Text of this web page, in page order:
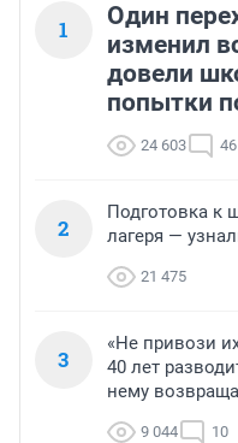
1
Один
изменил
довели
попытки
24 603 46
2
Подготовка к
лагеря —
21 475
3
«Не привози
40 лет
нему
9 044 10